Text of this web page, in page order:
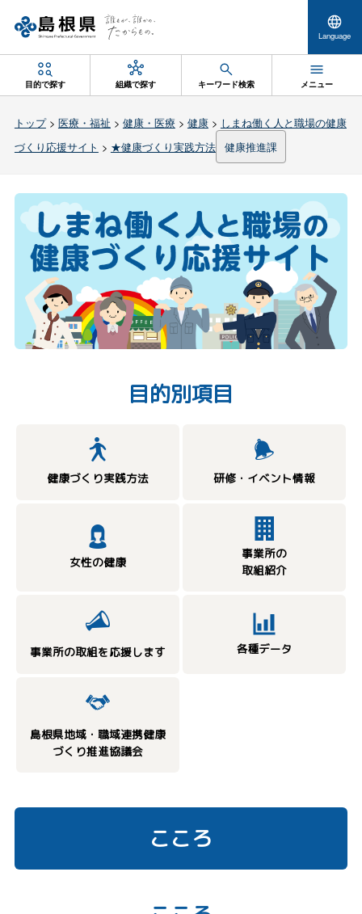
Language
目的で探す 組織で探す キーワード検索 メニュー
トップ> 医療・福祉 > 健康・医療 > 健康> しまね働く人と職場の健康
づくり応援サイト > ★健康づくり実践方法 健康推進課
目的別項目
健康づくり実践方法 研修・イベント情報
女性の健康
事業所の
取組紹介
事業所の取組を応援します 各種データ
島根県地域・職域連携健康
づくり推進協議会
こころ